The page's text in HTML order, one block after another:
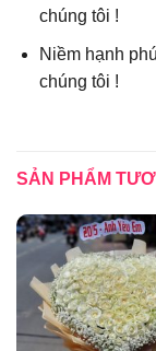
chúng tôi !
Niềm hạnh
chúng tôi !
SẢN PHẨM